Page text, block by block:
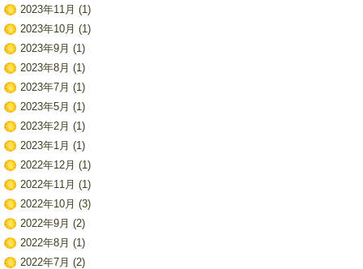
2023年11月 (1)
2023年10月 (1)
2023年9月 (1)
2023年8月 (1)
2023年7月 (1)
2023年5月 (1)
2023年2月 (1)
2023年1月 (1)
2022年12月 (1)
2022年11月 (1)
2022年10月 (3)
2022年9月 (2)
2022年8月 (1)
2022年7月 (2)